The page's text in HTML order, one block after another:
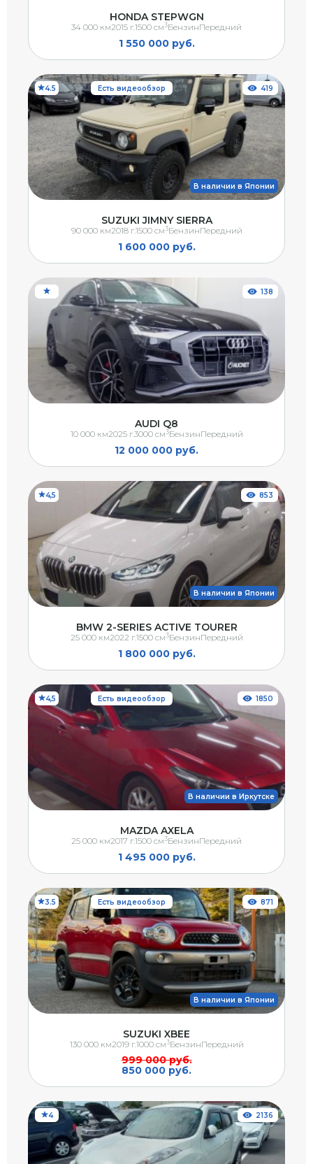
HONDA STEPWGN
1 550 000 руб.
34 000 км2015 г.1500 см3БензинПередний
4.5 Есть видеообзор
В наличии в Японии
419
SUZUKI JIMNY SIERRA
1 600 000 руб.
90 000 км2018 г.1500 см3БензинПередний
138
AUDI Q8
12 000 000 руб.
10 000 км2025 г.3000 см3БензинПередний
4,5
В наличии в Японии
853
BMW 2-SERIES ACTIVE TOURER
1 800 000 руб.
25 000 км2022 г.1500 см3БензинПередний
4,5 Есть видеообзор
В наличии в Иркутске
1850
MAZDA AXELA
1 495 000 руб.
25 000 км2017 г.1500 см3БензинПередний
3.5 Есть видеообзор
В наличии в Японии
871
SUZUKI XBEE
999 000 руб.
850 000 руб.
130 000 км2019 г.1000 см3БензинПередний
4 2136